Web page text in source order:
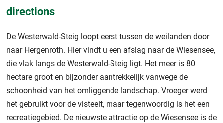
directions
De Westerwald-Steig loopt eerst tussen de weilanden door
naar Hergenroth. Hier vindt u een afslag naar de Wiesensee,
die vlak langs de Westerwald-Steig ligt. Het meer is 80
hectare groot en bijzonder aantrekkelijk vanwege de
schoonheid van het omliggende landschap. Vroeger werd
het gebruikt voor de visteelt, maar tegenwoordig is het een
recreatiegebied. De nieuwste attractie op de Wiesensee is de